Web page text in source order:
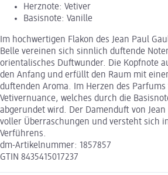
Herznote: Vetiver
Basisnote: Vanille
Im hochwertigen Flakon des Jean Paul
Belle vereinen sich sinnlich duftende
orientalisches Duftwunder. Die Kopfnote
den Anfang und erfüllt den Raum mit
duftenden Aroma. Im Herzen des
Vetivernuance, welches durch die
abgerundet wird. Der Damenduft von
voller Überraschungen und versteht sich
Verführens.
dm-Artikelnummer: 1857857
GTIN 8435415017237